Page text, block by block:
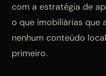
com a estratégia de
o que imobiliárias que
nenhum conteúdo
primeiro.